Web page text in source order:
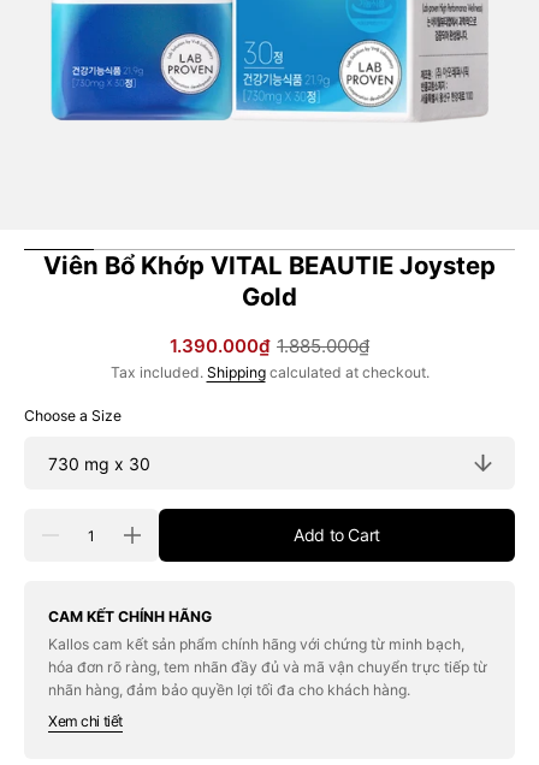
gallery
view
Viên Bổ Khớp VITAL BEAUTIE Joystep
Gold
Sale
price
1.390.000₫
Regular
price
1.885.000₫
Tax included. Shippingcalculated at checkout.
Choose a Size
Decrease
Bổ
VITAL
BEAUTIE
Joystep
Increase
quantity
Bổ
VITAL
BEAUTIE
Joystep
Add to Cart
CAM KẾT CHÍNH HÃNG
Kallos cam kết sản phẩm chính hãng với chứng từ minh bạch,
hóa đơn rõ ràng, tem nhãn đầy đủ và mã vận chuyển trực tiếp từ
nhãn hàng, đảm bảo quyền lợi tối đa cho khách hàng.
Xem chi tiết